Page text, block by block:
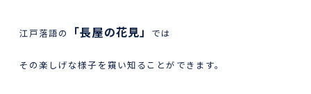
江戸落語の 「長屋の花見」 では
その楽しげな様子を窺い知ることができます。